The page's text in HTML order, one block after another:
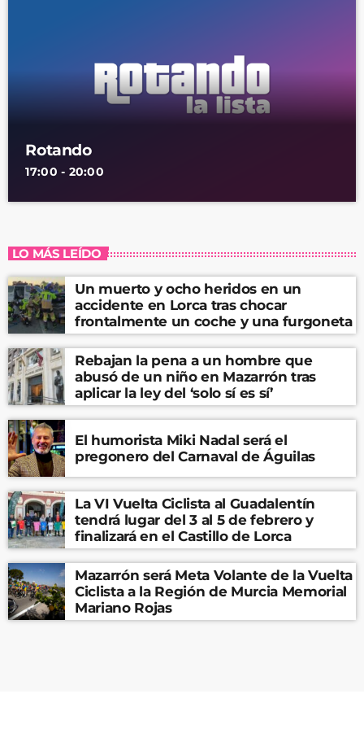
Rotando
17:00 - 20:00
LO MÁS LEÍDO
Un muerto y ocho heridos en un
accidente en Lorca tras chocar
frontalmente un coche y una furgoneta
Rebajan la pena a un hombre que
abusó de un niño en Mazarrón tras
aplicar la ley del ‘solo sí es sí’
El humorista Miki Nadal será el
pregonero del Carnaval de Águilas
La VI Vuelta Ciclista al Guadalentín
tendrá lugar del 3 al 5 de febrero y
finalizará en el Castillo de Lorca
Mazarrón será Meta Volante de la Vuelta
Ciclista a la Región de Murcia Memorial
Mariano Rojas